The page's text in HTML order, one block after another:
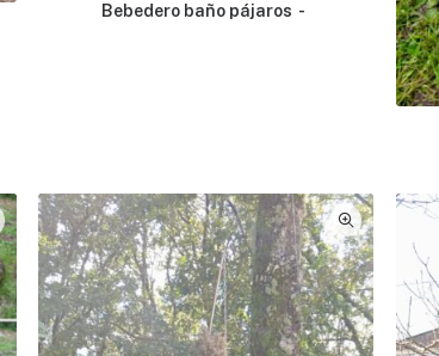
Bebedero baño pájaros